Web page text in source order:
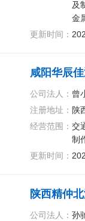
及
金
城
更新时间：
咸阳华辰
公司法人： 曾
注册地址： 陕
经营范围： 交
制
更新时间：
陕西精仲
公司法人： 孙